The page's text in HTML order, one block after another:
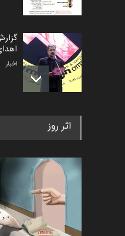
اخبار
اخبار
اخبار
اثر روز